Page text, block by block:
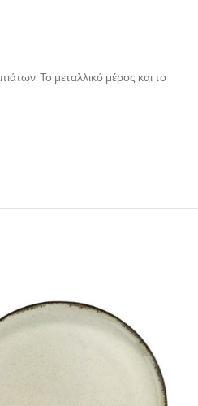
Το μεταλλικό μέρος και το